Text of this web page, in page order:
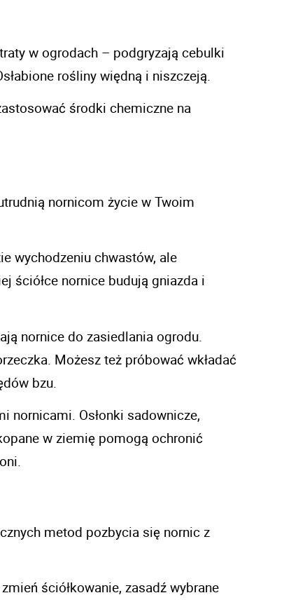
w ogrodach – podgryzają cebulki
rośliny więdną i niszczeją.
środki chemiczne na
nornicom życie w Twoim
wychodzeniu chwastów, ale
ściółce nornice budują gniazda i
nornice do zasiedlania ogrodu.
Możesz też próbować wkładać
bzu.
nornicami. Osłonki sadownicze,
w ziemię pomogą ochronić
metod pozbycia się nornic z
ściółkowanie, zasadź wybrane